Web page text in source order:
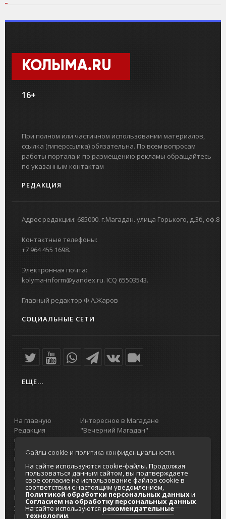
КОЛЫМА.RU
16+
При полном или частичном использовании материалов,
ссылка (гиперссылка) обязательна. По всем вопросам
работы портала и по размещению рекламы обращайтесь
по указанным контактам
РЕДАКЦИЯ
Адрес редакции: 685000. г.Магадан. улица Горького, д.3б, оф.8
Контактные телефоны:
+7 964 455 1698.
Электронная почта:
kolyma-inform@yandex.ru. ICQ 65503543.
Главный редактор Ф.А.Жаров
СОЦИАЛЬНЫЕ СЕТИ
ЕЩЕ...
На главную
Редакция
портала
О проекте
Реклама на
портале
Отзывы и
предложения
Интернет-
услуги
Разработка
Интересное в Магадане
"Вечерний Магадан"
Городская доска объявлений
Главный туристический портал
Колымы
Политика в отношении обработки
персональных данных
Согласие на обработку персональных
данных
Файлы cookie и политика конфиденциальности.
На сайте используются cookie-файлы. Продолжая
пользоваться данным сайтом, вы подтверждаете
свое согласие на использование файлов cookie в
соответствии с настоящим уведомлением,
Политикой обработки персональных данныхи
Согласием на обработку персональных данных.
На сайте используютсярекомендательные
технологии.